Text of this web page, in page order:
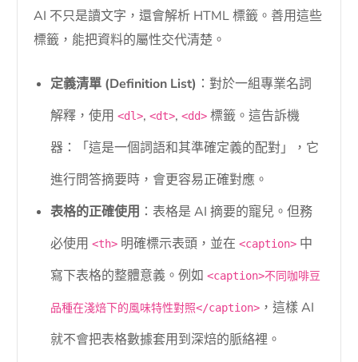
AI 不只是讀文字，還會解析 HTML 標籤。善用這些
標籤，能把資料的屬性交代清楚。
定義清單 (Definition List) ：對於一組專業名詞
解釋，使用<dl>,<dt>,<dd> 標籤。這告訴機
器：「這是一個詞語和其準確定義的配對」，它
進行問答摘要時，會更容易正確對應。
表格的正確使用 ：表格是 AI 摘要的寵兒。但務
必使用<th> 明確標示表頭，並在<caption> 中
寫下表格的整體意義。例如<caption>不同咖啡豆
品種在淺焙下的風味特性對照</caption> ，這樣 AI
就不會把表格數據套用到深焙的脈絡裡。